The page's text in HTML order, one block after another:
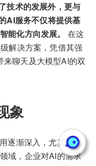
技术的发展外，更与
AI服务不仅将提供基
能化方向发展。
在这
解决方案，凭借其强
聊天及大模型AI的双
象
逐渐深入，尤其是在
域，企业对AI的需求